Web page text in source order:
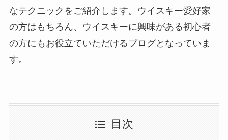
なテクニックをご紹介します。ウイスキー愛好家
の方はもちろん、ウイスキーに興味がある初心者
の方にもお役立ていただけるブログとなっていま
す。
目次